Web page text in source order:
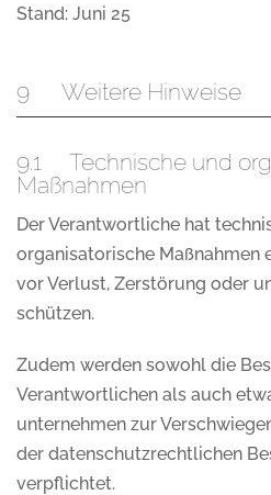
Stand: Juni 25
9 Weitere Hinweise
9.1 Technische und
Maßnahmen
Der Verantwortliche hat
organisatorische Maßnahmen
vor Verlust, Zerstörung oder
schützen.
Zudem werden sowohl die
Verantwortlichen als auch
unternehmen zur
der datenschutzrechtlichen
verpflichtet.